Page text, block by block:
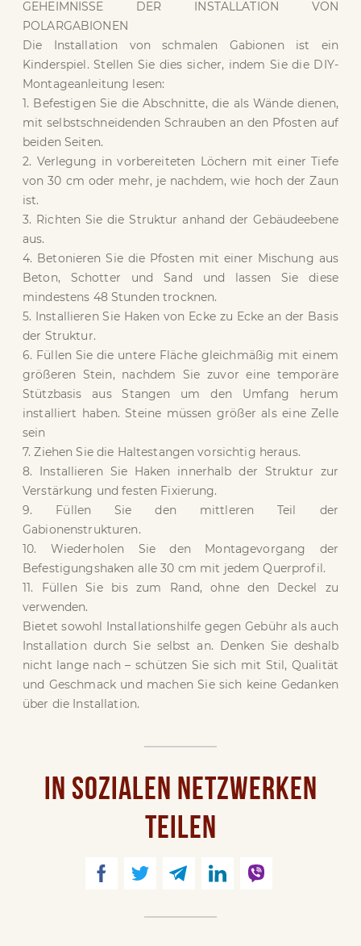
GEHEIMNISSE DER INSTALLATION VON
POLARGABIONEN
Die Installation von schmalen Gabionen ist ein
Kinderspiel. Stellen Sie dies sicher, indem Sie die DIY-
Montageanleitung lesen:
1. Befestigen Sie die Abschnitte, die als Wände dienen,
mit selbstschneidenden Schrauben an den Pfosten auf
beiden Seiten.
2. Verlegung in vorbereiteten Löchern mit einer Tiefe
von 30 cm oder mehr, je nachdem, wie hoch der Zaun
ist.
3. Richten Sie die Struktur anhand der Gebäudeebene
aus.
4. Betonieren Sie die Pfosten mit einer Mischung aus
Beton, Schotter und Sand und lassen Sie diese
mindestens 48 Stunden trocknen.
5. Installieren Sie Haken von Ecke zu Ecke an der Basis
der Struktur.
6. Füllen Sie die untere Fläche gleichmäßig mit einem
größeren Stein, nachdem Sie zuvor eine temporäre
Stützbasis aus Stangen um den Umfang herum
installiert haben. Steine ​​müssen größer als eine Zelle
sein
7. Ziehen Sie die Haltestangen vorsichtig heraus.
8. Installieren Sie Haken innerhalb der Struktur zur
Verstärkung und festen Fixierung.
9. Füllen Sie den mittleren Teil der
Gabionenstrukturen.
10. Wiederholen Sie den Montagevorgang der
Befestigungshaken alle 30 cm mit jedem Querprofil.
11. Füllen Sie bis zum Rand, ohne den Deckel zu
verwenden.
Bietet sowohl Installationshilfe gegen Gebühr als auch
Installation durch Sie selbst an. Denken Sie deshalb
nicht lange nach – schützen Sie sich mit Stil, Qualität
und Geschmack und machen Sie sich keine Gedanken
über die Installation.
IN SOZIALEN NETZWERKEN
TEILEN